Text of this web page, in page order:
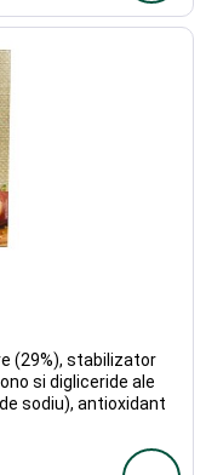
(29%), stabilizator
si digliceride ale
sodiu), antioxidant